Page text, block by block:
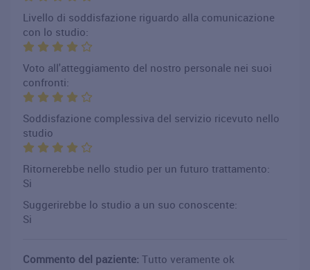
Livello di soddisfazione riguardo alla comunicazione
con lo studio:
Voto all'atteggiamento del nostro personale nei suoi
confronti:
Soddisfazione complessiva del servizio ricevuto nello
studio
Ritornerebbe nello studio per un futuro trattamento:
Si
Suggerirebbe lo studio a un suo conoscente:
Si
Commento del paziente: Tutto veramente ok